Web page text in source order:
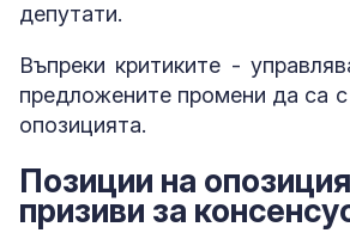
депутати.
Въпреки критиките -
предложените промени да са
опозицията.
Позиции на
призиви за